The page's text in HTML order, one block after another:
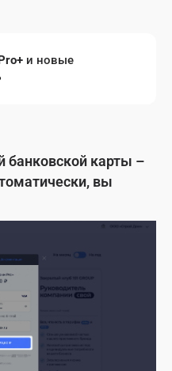
и новые
банковской карты –
вы